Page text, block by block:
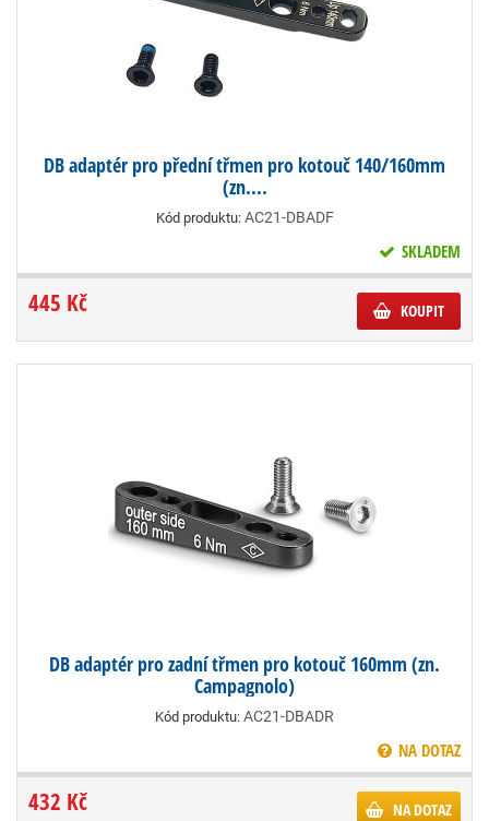
DB adaptér pro přední třmen pro kotouč 140/160mm
(zn....
Kód produktu: AC21-DBADF
SKLADEM
445 Kč KOUPIT
DB adaptér pro zadní třmen pro kotouč 160mm (zn.
Campagnolo)
Kód produktu: AC21-DBADR
NA DOTAZ
432 Kč NA DOTAZ